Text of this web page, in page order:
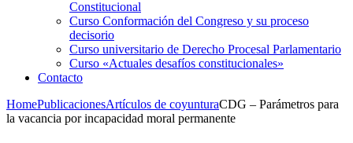
Constitucional
Curso Conformación del Congreso y su proceso
decisorio
Curso universitario de Derecho Procesal Parlamentario
Curso «Actuales desafíos constitucionales»
Contacto
HomePublicacionesArtículos de coyunturaCDG – Parámetros para
la vacancia por incapacidad moral permanente